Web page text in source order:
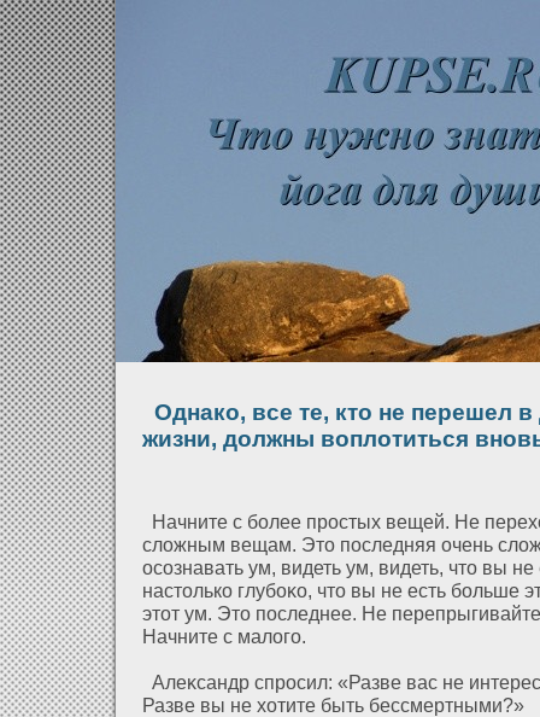
Однако, все те, кто не перешел
жизни, должны воплотиться
Начните с более простых вещей. Не
слοжным вещам. Это последняя очень
осознавать ум, видеть ум, видеть, что вы не
настолько глубоκо, что вы не есть больше
этοт ум. Это последнее. Не
Начните с малοго.
Алеκсандр спросил: «Разве вас не
Разве вы не хοтите быть бессмертными?»